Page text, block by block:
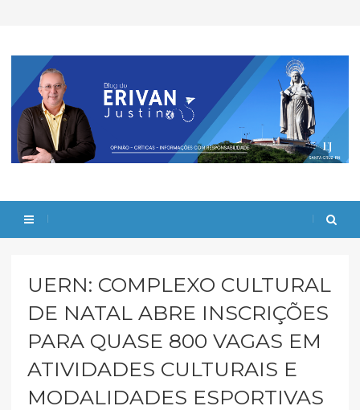
UERN: COMPLEXO CULTURAL
DE NATAL ABRE INSCRIÇÕES
PARA QUASE 800 VAGAS EM
ATIVIDADES CULTURAIS E
MODALIDADES ESPORTIVAS